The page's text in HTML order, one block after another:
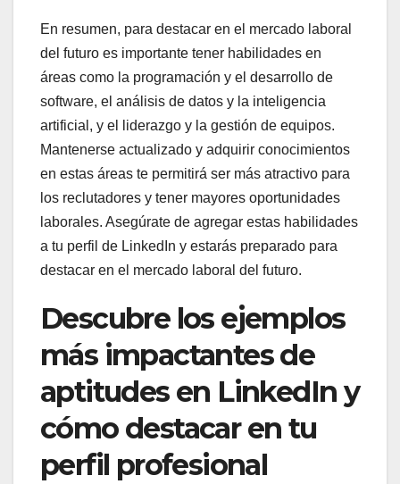
En resumen, para destacar en el mercado laboral
del futuro es importante tener habilidades en
áreas como la programación y el desarrollo de
software, el análisis de datos y la inteligencia
artificial, y el liderazgo y la gestión de equipos.
Mantenerse actualizado y adquirir conocimientos
en estas áreas te permitirá ser más atractivo para
los reclutadores y tener mayores oportunidades
laborales. Asegúrate de agregar estas habilidades
a tu perfil de LinkedIn y estarás preparado para
destacar en el mercado laboral del futuro.
Descubre los ejemplos
más impactantes de
aptitudes en LinkedIn y
cómo destacar en tu
perfil profesional